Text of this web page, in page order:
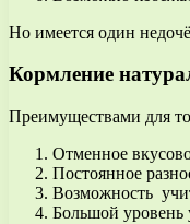
Но имеется один
Кормление
Преимуществами для
Отменное
Постоянное
Возможность
Большой уровень